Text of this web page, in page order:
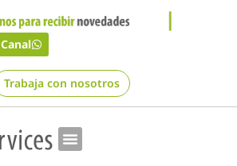
Canal
Trabaja con nosotros